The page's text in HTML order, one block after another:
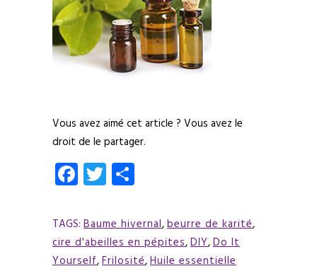
Vous avez aimé cet article ? Vous avez le
droit de le partager.
Facebook
Twitter
TAGS: Baume hivernal,beurre de karité,
cire d'abeilles en pépites,DIY,Do It
Yourself,Frilosité,Huile essentielle